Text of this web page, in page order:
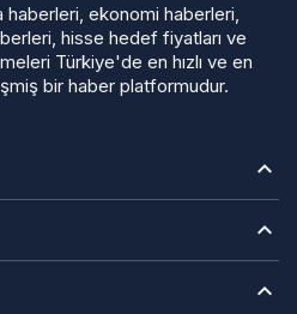
ekonomi haberleri,
hisse hedef fiyatları ve
Türkiye'de en hızlı ve en
bir haber platformudur.